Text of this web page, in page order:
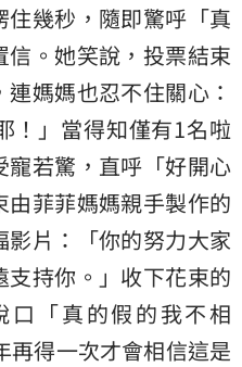
幾秒，隨即驚呼「真
。她笑說，投票結束
媽媽也忍不住關心：
！」當得知僅有1名啦
若驚，直呼「好開心
菲菲媽媽親手製作的
片：「你的努力大家
持你。」收下花束的
「真的假的我不相
再得一次才會相信這是